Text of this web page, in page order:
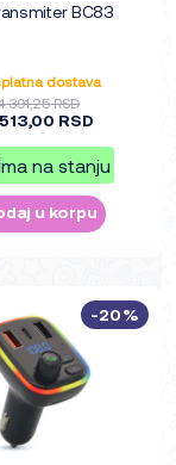
BC83
dostava
RSD
RSD
na stanju
u korpu
-20%